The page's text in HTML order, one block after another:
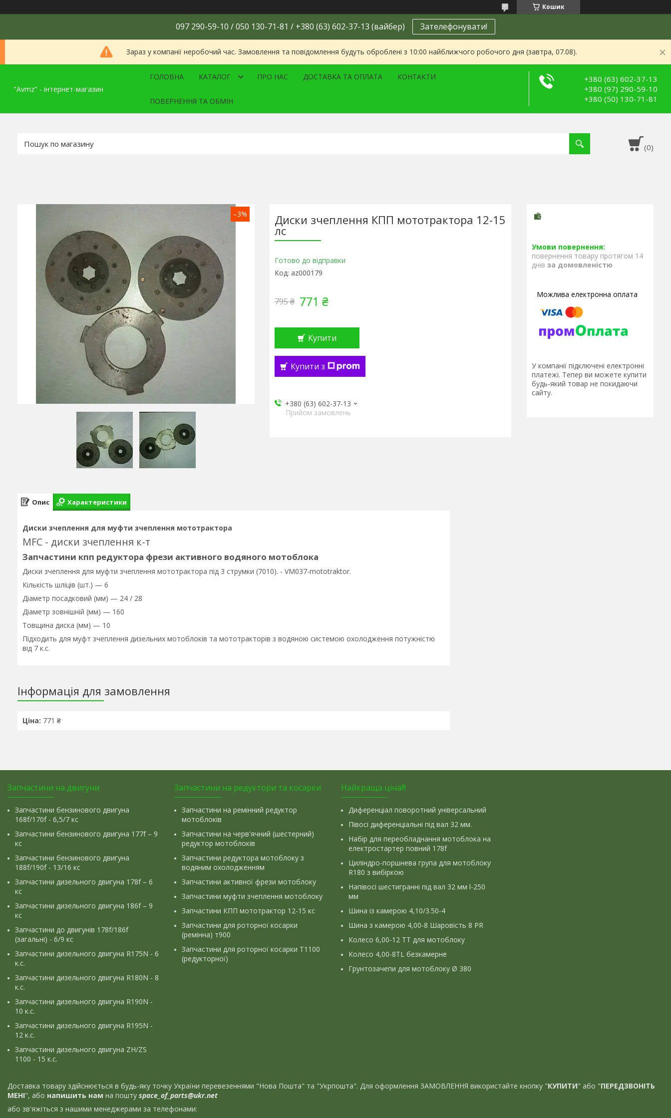
Кошик
097 290-59-10 / 050 130-71-81 / +380 (63) 602-37-13 (вайбер) Зателефонувати!
Зараз у компанії неробочий час. Замовлення та повідомлення будуть оброблені з 10:00 найближчого робочого дня (завтра, 07.08).
"Avmz" - інтернет-магазин
ГОЛОВНА КАТАЛОГ ПРО НАС ДОСТАВКА ТА ОПЛАТА КОНТАКТИ
ПОВЕРНЕННЯ ТА ОБМІН
+380 (63) 602-37-13
+380 (97) 290-59-10
+380 (50) 130-71-81
–3% Диски зчеплення КПП мототрактора 12-15
лс
Готово до відправки
Код: az000179
795 ₴ 771 ₴
Купити
Купити з
+380 (63) 602-37-13
Прийом замовлень
повернення товару протягом 14
днів за домовленістю
У компанії підключені електронні
платежі. Тепер ви можете купити
будь-який товар не покидаючи
сайту.
Опис Характеристики
Диски зчеплення для муфти зчеплення мототрактора
MFC - диски зчеплення к-т
Запчастини кпп редуктора фрези активного водяного мотоблока
Диски зчеплення для муфти зчеплення мототрактора під 3 струмки (7010). - VM037-mototraktor.
Кількість шліців (шт.) — 6
Діаметр посадковий (мм) — 24 / 28
Діаметр зовнішній (мм) — 160
Товщина диска (мм) — 10
Підходить для муфт зчеплення дизельних мотоблоків та мототракторів з водяною системою охолодження потужністю
від 7 к.с.
Інформація для замовлення
Ціна: 771 ₴
Запчастини на двигуни
Запчастини бензинового двигуна
168f/170f - 6,5/7 кс
Запчастини бензинового двигуна 177f – 9
кс
Запчастини бензинового двигуна
188f/190f - 13/16 кс
Запчастини дизельного двигуна 178f – 6
кс
Запчастини дизельного двигуна 186f – 9
кс
Запчастини до двигунів 178f/186f
(загальні) - 6/9 кс
Запчастини дизельного двигуна R175N - 6
к.с.
Запчастини дизельного двигуна R180N - 8
к.с.
Запчастини дизельного двигуна R190N -
10 к.с.
Запчастини дизельного двигуна R195N -
12 к.с.
Запчастини дизельного двигуна ZH/ZS
1100 - 15 к.с.
Запчастини на редуктори та косарки
Запчастини на ремінний редуктор
мотоблоків
Запчастини на черв'ячний (шестерний)
редуктор мотоблоків
Запчастини редуктора мотоблоку з
водяним охолодженням
Запчастини активної фрези мотоблоку
Запчастини муфти зчеплення мотоблоку
Запчастини КПП мототрактор 12-15 кс
Запчастини для роторної косарки
(ремінна) т900
Запчастини для роторної косарки Т1100
(редукторної)
Найкраща ціна!!!
Диференціал поворотний універсальний
Півосі диференціальні під вал 32 мм.
Набір для переобладнання мотоблока на
електростартер повний 178f
Циліндро-поршнева група для мотоблоку
R180 з вибіркою
Напівосі шестигранні під вал 32 мм l-250
мм
Шина із камерою 4,10/3.50-4
Шина з камерою 4,00-8 Шаровість 8 PR
Колесо 6,00-12 ТТ для мотоблоку
Колесо 4,00-8TL безкамерне
Грунтозачепи для мотоблоку Ø 380
Доставка товару здійснюється в будь-яку точку України перевезеннями "Нова Пошта" та "Укрпошта". Для оформлення ЗАМОВЛЕННЯ використайте кнопку "КУПИТИ" або "ПЕРЕДЗВОНІТЬ
МЕНІ", або напишить нам на пошту space_of_parts@ukr.net
або зв'яжіться з нашими менеджерами за телефонами: